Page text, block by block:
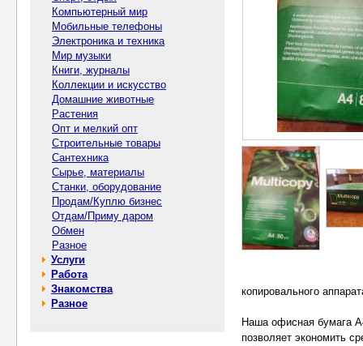
Компьютерный мир
Мобильные телефоны
Электроника и техника
Мир музыки
Книги, журналы
Коллекции и искусство
Домашние животные
Растения
Опт и мелкий опт
Строительные товары
Сантехника
Сырье, материалы
Станки, оборудование
Продам/Куплю бизнес
Отдам/Приму даром
Обмен
Разное
Услуги
Работа
Знакомства
Разное
копировального
Наша офисная бумага
позволяет экономить